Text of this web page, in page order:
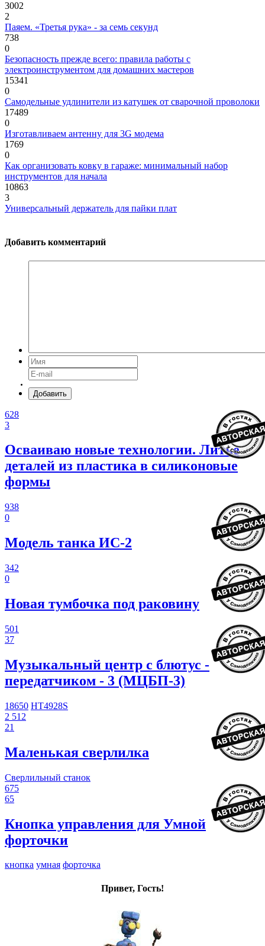
3002
2
Паяем. «Третья рука» - за семь секунд
738
0
Безопасность прежде всего: правила работы с
электроинструментом для домашних мастеров
15341
0
Самодельные удлинители из катушек от сварочной проволоки
17489
0
Изготавливаем антенну для 3G модема
1769
0
Как организовать ковку в гараже: минимальный набор
инструментов для начала
10863
3
Универсальный держатель для пайки плат
Добавить комментарий
Добавить
628
3
Осваиваю новые технологии. Литье
деталей из пластика в силиконовые
формы
938
0
Модель танка ИС-2
342
0
Новая тумбочка под раковину
501
37
Музыкальный центр с блютус -
передатчиком - 3 (МЦБП-3)
18650 HT4928S
2 512
21
Маленькая сверлилка
Сверлильный станок
675
65
Кнопка управления для Умной
форточки
кнопка умная форточка
Привет, Гость!